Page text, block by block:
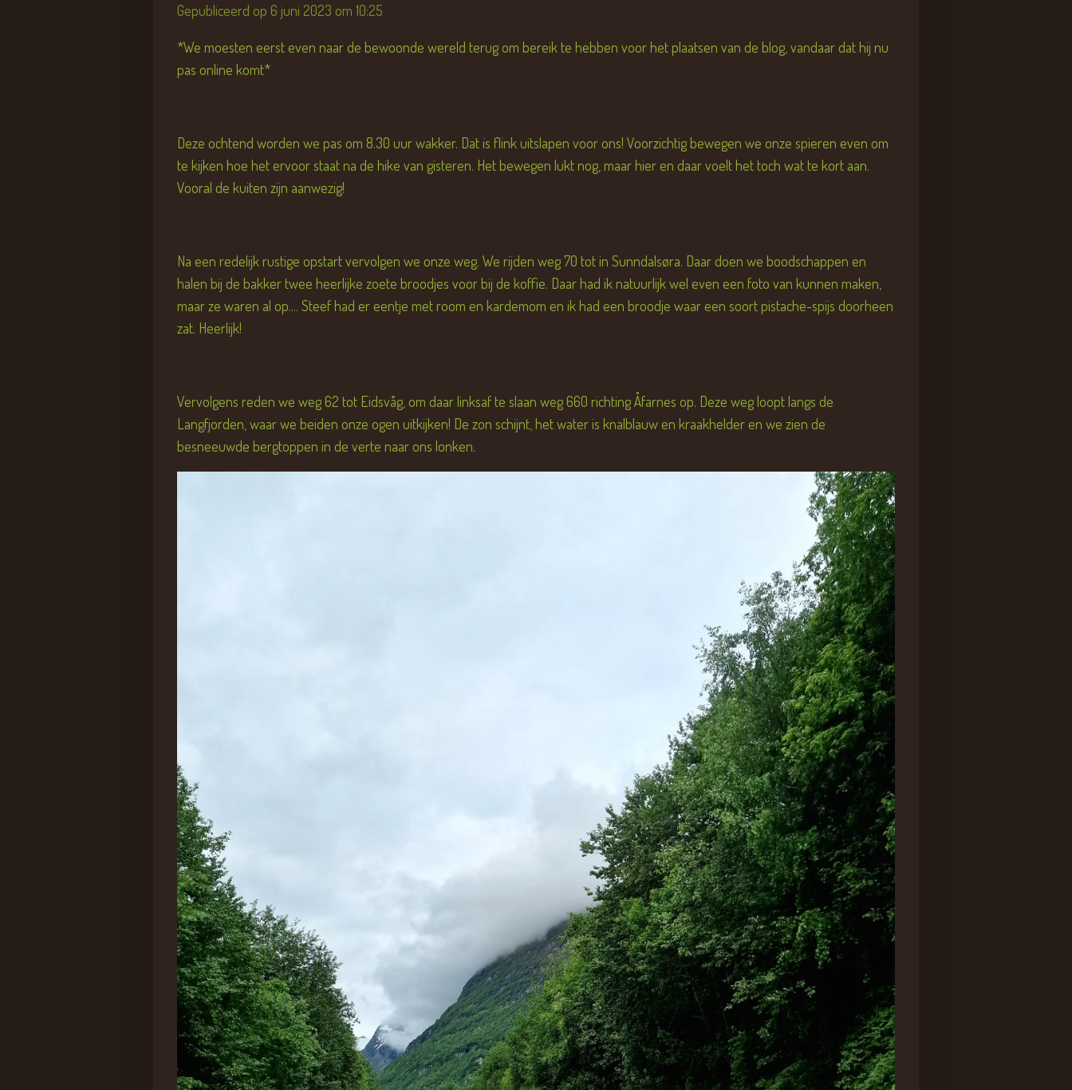
Gepubliceerd op 6 juni 2023 om 10:25
*We moesten eerst even naar de bewoonde wereld terug om bereik te hebben voor het plaatsen van de blog, vandaar dat hij nu
pas online komt*
Deze ochtend worden we pas om 8.30 uur wakker. Dat is flink uitslapen voor ons! Voorzichtig bewegen we onze spieren even om
te kijken hoe het ervoor staat na de hike van gisteren. Het bewegen lukt nog, maar hier en daar voelt het toch wat te kort aan.
Vooral de kuiten zijn aanwezig!
Na een redelijk rustige opstart vervolgen we onze weg. We rijden weg 70 tot in Sunndalsøra. Daar doen we boodschappen en
halen bij de bakker twee heerlijke zoete broodjes voor bij de koffie. Daar had ik natuurlijk wel even een foto van kunnen maken,
maar ze waren al op.... Steef had er eentje met room en kardemom en ik had een broodje waar een soort pistache-spijs doorheen
zat. Heerlijk!
Vervolgens reden we weg 62 tot Eidsvåg, om daar linksaf te slaan weg 660 richting Åfarnes op. Deze weg loopt langs de
Langfjorden, waar we beiden onze ogen uitkijken! De zon schijnt, het water is knalblauw en kraakhelder en we zien de
besneeuwde bergtoppen in de verte naar ons lonken.